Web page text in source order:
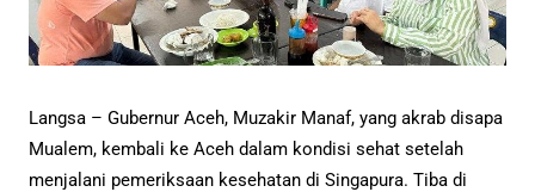
Langsa – Gubernur Aceh, Muzakir Manaf, yang akrab disapa
Mualem, kembali ke Aceh dalam kondisi sehat setelah
menjalani pemeriksaan kesehatan di Singapura. Tiba di